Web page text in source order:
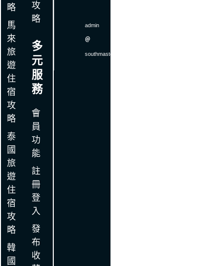
略
馬
來
旅
遊
住
宿
攻
略
泰
國
旅
遊
住
宿
攻
略
韓
國
攻
略
多
元
服
務
會
員
功
能
註
冊
登
入
發
布
收
admin
＠
southmaster